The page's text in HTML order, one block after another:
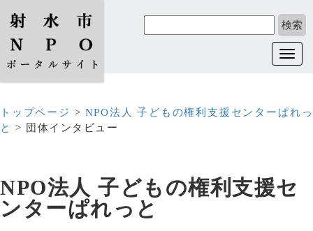
トップページ > NPO法人 子どもの権利支援センターぱれっ
と
> 団体インタビュー
NPO法人 子どもの権利支援セ
ンターぱれっと